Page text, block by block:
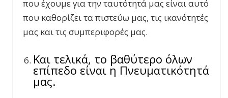
που έχουμε για την ταυτότητά μας είναι αυτό
που καθορίζει τα πιστεύω μας, τις ικανότητές
μας και τις συμπεριφορές μας.
Και τελικά, το βαθύτερο όλων
επίπεδο είναι η Πνευματικότητά
μας.